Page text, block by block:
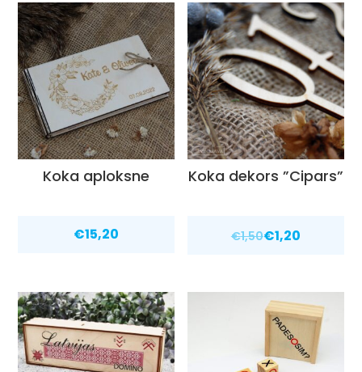
Koka aploksne
€15,20
Koka dekors ”Cipars”
€1,50€1,20